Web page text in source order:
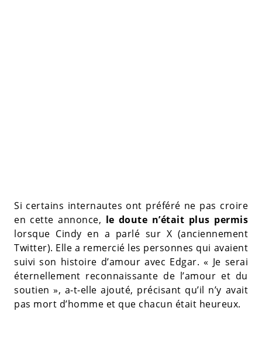
Si certains internautes ont préféré ne pas croire
en cette annonce, le doute n’était plus permis
lorsque Cindy en a parlé sur X (anciennement
Twitter). Elle a remercié les personnes qui avaient
suivi son histoire d’amour avec Edgar. « Je serai
éternellement reconnaissante de l’amour et du
soutien », a-t-elle ajouté, précisant qu’il n’y avait
pas mort d’homme et que chacun était heureux.